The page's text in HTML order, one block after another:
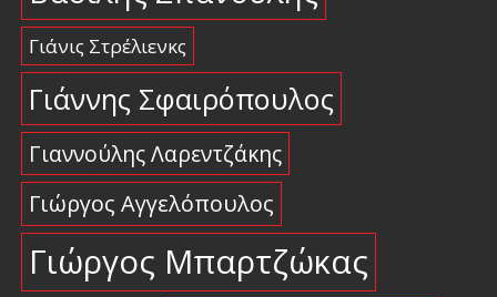
Γιάνις Στρέλιενκς
Γιάννης Σφαιρόπουλος
Γιαννούλης Λαρεντζάκης
Γιώργος Αγγελόπουλος
Γιώργος Μπαρτζώκας